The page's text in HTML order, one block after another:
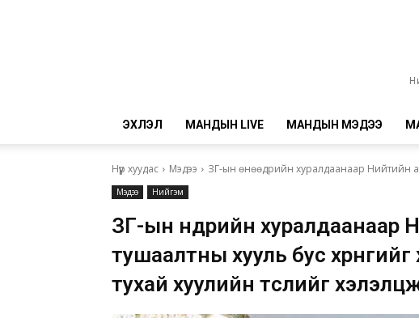
ЭХЛЭЛ МАНДЫН LIVE МАНДЫН МЭДЭЭ
Нүүр хуудас Мэдээ ЗГ-ын өнөөдрийн хуралдаанаар Нийтийн
Мэдээ Нийгэм
ЗГ-ын өнөөдрийн
тушаалтны хууль бус хөрөнгийг
тухай хуулийн төслийг